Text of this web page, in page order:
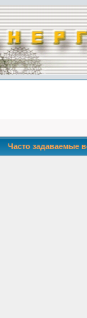
Часто задаваемые